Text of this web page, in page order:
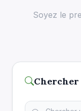
Soyez le
Chercher